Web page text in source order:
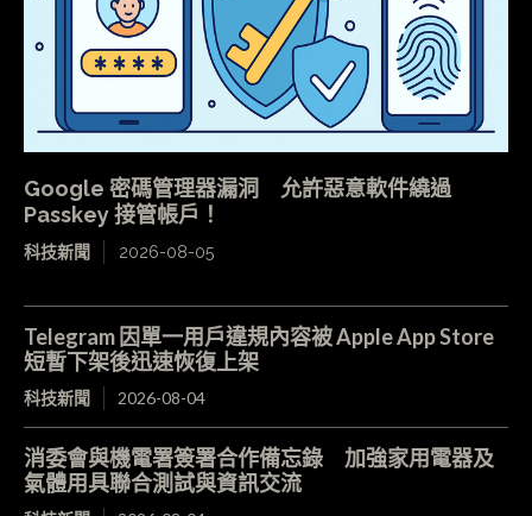
Google 密碼管理器漏洞 允許惡意軟件繞過
Passkey 接管帳戶！
科技新聞 2026-08-05
Telegram 因單一用戶違規內容被 Apple App Store
短暫下架後迅速恢復上架
科技新聞 2026-08-04
消委會與機電署簽署合作備忘錄 加強家用電器及
氣體用具聯合測試與資訊交流